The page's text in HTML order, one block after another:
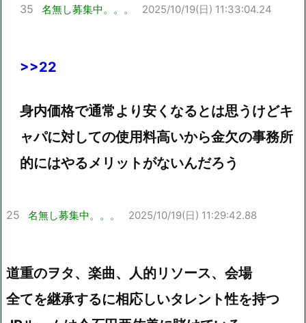
35 名無し募集中。。。 2025/10/19(日) 11:33:04.24
>>22
身内価格で通常より安くなるとは思うけどキ
ャパに対しての使用料高いから金欠の事務所
的にはやるメリットがないんだろう
25 名無し募集中。。。 2025/10/19(日) 11:29:42.88
道重のヲタ、楽曲、人的リソース、会場
全てを継承するに相応しいタレント性を持つ